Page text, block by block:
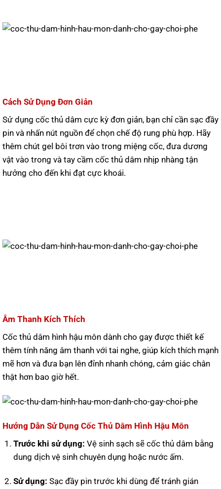
Cách Sử Dụng Đơn Giản
Sử dụng cốc thủ dâm cực kỳ đơn giản, bạn chỉ cần sạc đầy
pin và nhấn nút nguồn để chọn chế độ rung phù hợp. Hãy
thêm chút gel bôi trơn vào trong miệng cốc, đưa dương
vật vào trong và tay cầm cốc thủ dâm nhịp nhàng tận
hưởng cho đến khi đạt cực khoái.
Âm Thanh Kích Thích
Cốc thủ dâm hình hậu môn dành cho gay được thiết kế
thêm tính năng âm thanh với tai nghe, giúp kích thích mạnh
mẽ hơn và đưa bạn lên đỉnh nhanh chóng, cảm giác chân
thật hơn bao giờ hết.
Hướng Dẫn Sử Dụng Cốc Thủ Dâm Hình Hậu Môn
Trước khi sử dụng: Vệ sinh sạch sẽ cốc thủ dâm bằng
dung dịch vệ sinh chuyên dụng hoặc nước ấm.
Sử dụng: Sạc đầy pin trước khi dùng để tránh gián